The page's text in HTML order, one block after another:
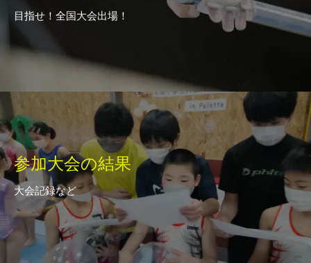
目指せ！全国大会出場！
参加大会の結果
大会記録など